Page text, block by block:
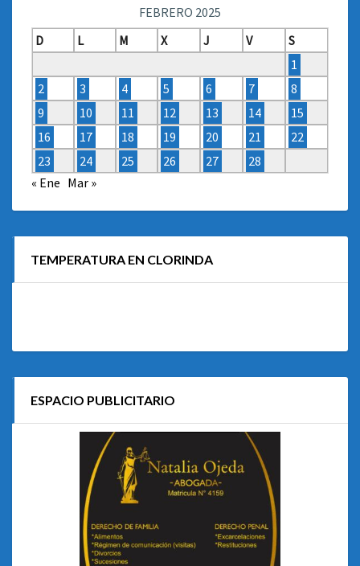
FEBRERO 2025
D
L M X J V
S
1
2
3 4 5 6 7
8
9
10 11 12 13 14
15
16
17 18 19 20 21
22
23
24 25 26 27
28
« Ene Mar »
TEMPERATURA EN CLORINDA
ESPACIO PUBLICITARIO